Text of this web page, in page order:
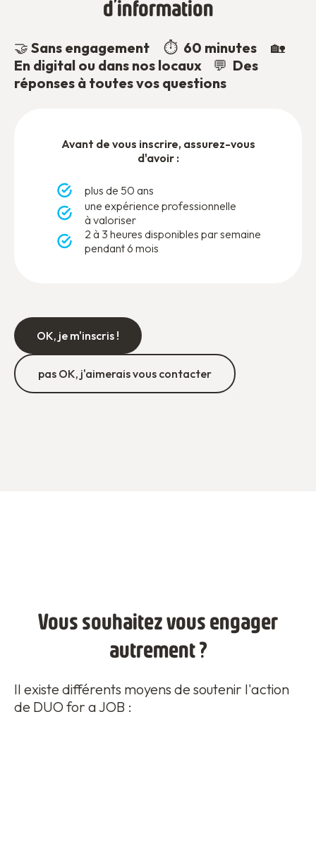
d’information
🤝 Sans engagement ⏱️ 60 minutes 🏡
En digital ou dans nos locaux 💬 Des
réponses à toutes vos questions
Avant de vous inscrire, assurez-vous
d'avoir :
plus de 50 ans
une expérience professionnelle
à valoriser
2 à 3 heures disponibles par semaine
pendant 6 mois
OK, je m'inscris !
pas OK, j'aimerais vous contacter
Vous souhaitez vous engager
autrement ?
Il existe différents moyens de soutenir l'action
de DUO for a JOB :